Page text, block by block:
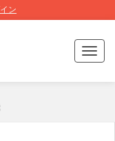
ン
T
o
g